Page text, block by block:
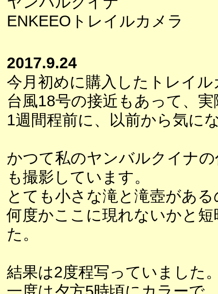
ENKEEOトレイルカメラ
2017.9.24
今月初めに購入したトレイル
台風18号の接近もあって、
1週間程前に、以前から気に
かつて私のヤンバルクイナ
も撮影しています。
とても小さな滝と滝壺があ
何度かここに現れないかと
た。
結果は2度程写っていました